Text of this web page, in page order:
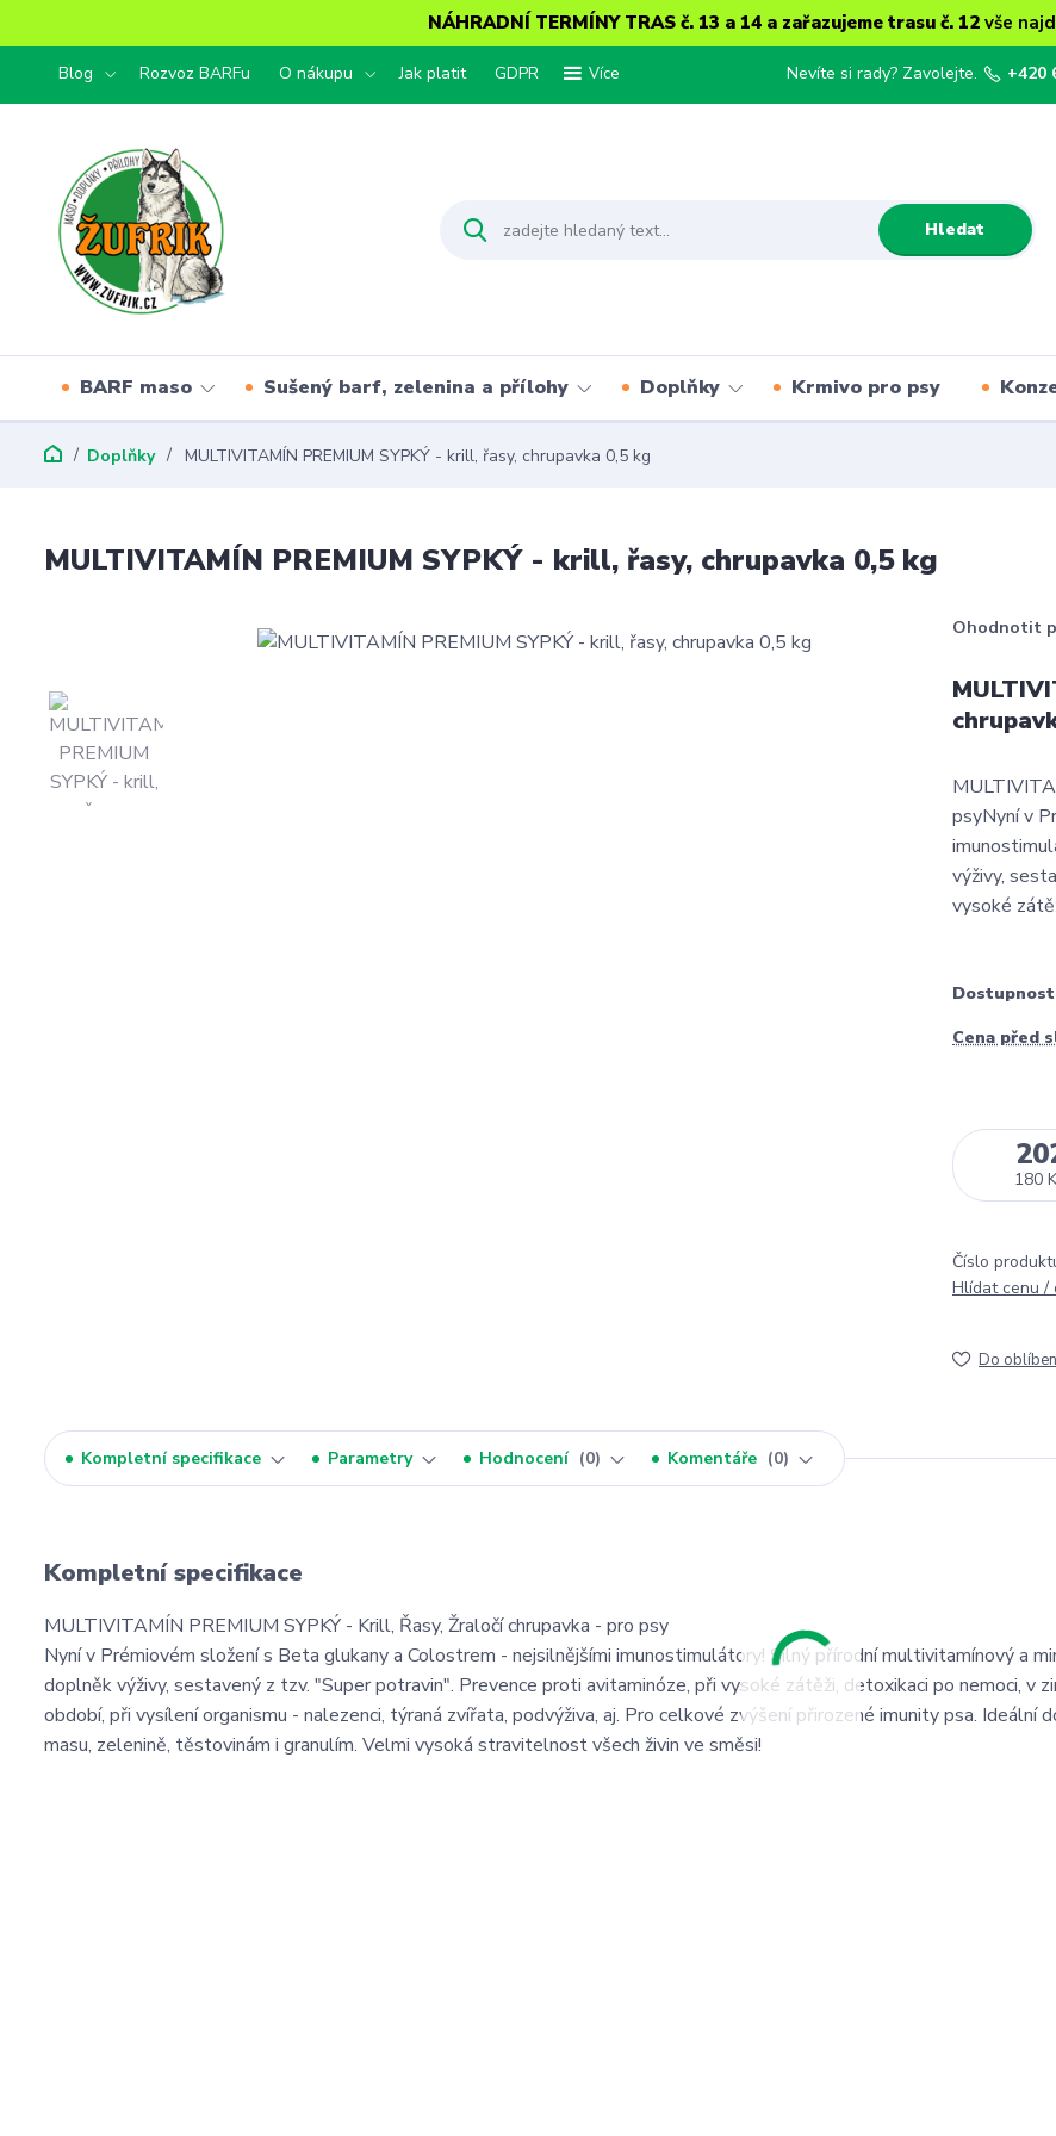
NÁHRADNÍ TERMÍNY TRAS č. 13 a 14 a zařazujeme trasu č. 12 vše
Blog Rozvoz BARFu O nákupu Jak platit GDPR Více
Hledat
Nevíte si rady? Zavolejte. +420
BARF maso Sušený barf, zelenina a přílohy Doplňky Krmivo pro psy
Doplňky MULTIVITAMÍN PREMIUM SYPKÝ - krill, řasy, chrupavka 0,5 kg
MULTIVITAMÍN PREMIUM SYPKÝ - krill, řasy, chrupavka 0,5 kg
Ohodnotit
psyNyní v
výživy,
vysoké
Dostupnost
Cena před
180
Číslo
Hlídat cenu /
Do
Kompletní specifikace Parametry Hodnocení 0 Komentáře 0
Kompletní specifikace
MULTIVITAMÍN PREMIUM SYPKÝ - Krill, Řasy, Žraločí chrupavka - pro psy
Nyní v Prémiovém složení s Beta glukany a Colostrem - nejsilnějšími imunostimulátory! Silný přírodní multivitamínový a
doplněk výživy, sestavený z tzv. "Super potravin". Prevence proti avitaminóze, při vysoké zátěži, detoxikaci po nemoci, v
období, při vysílení organismu - nalezenci, týraná zvířata, podvýživa, aj. Pro celkové zvýšení přirozené imunity psa. Ideální
masu, zelenině, těstovinám i granulím. Velmi vysoká stravitelnost všech živin ve směsi!